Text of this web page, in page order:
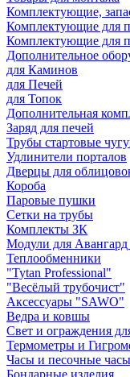
Комплектующие,
Комплектующие для
Комплектующие для
Дополнительное
для Каминов
для Печей
для Топок
Дополнительная
Заряд для печей
Трубы стартовые
Удлинители порталов
Дверцы для
Короба
Паровые пушки
Сетки на трубы
Комплекты ЗК
Модули для
Теплообменники
"Tytan Professional"
"Весёлый трубочист"
Аксессуары "SAWO"
Ведра и ковшы
Свет и ограждения
Термометры и
Часы и песочные часы
Бондарные изделия